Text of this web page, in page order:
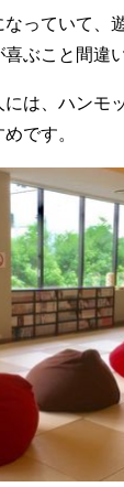
なっていて、
ぶこと間違
は、ハンモ
です。